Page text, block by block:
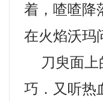
着，喳喳
在火焰沃玛
刀臾面上
巧．又听热